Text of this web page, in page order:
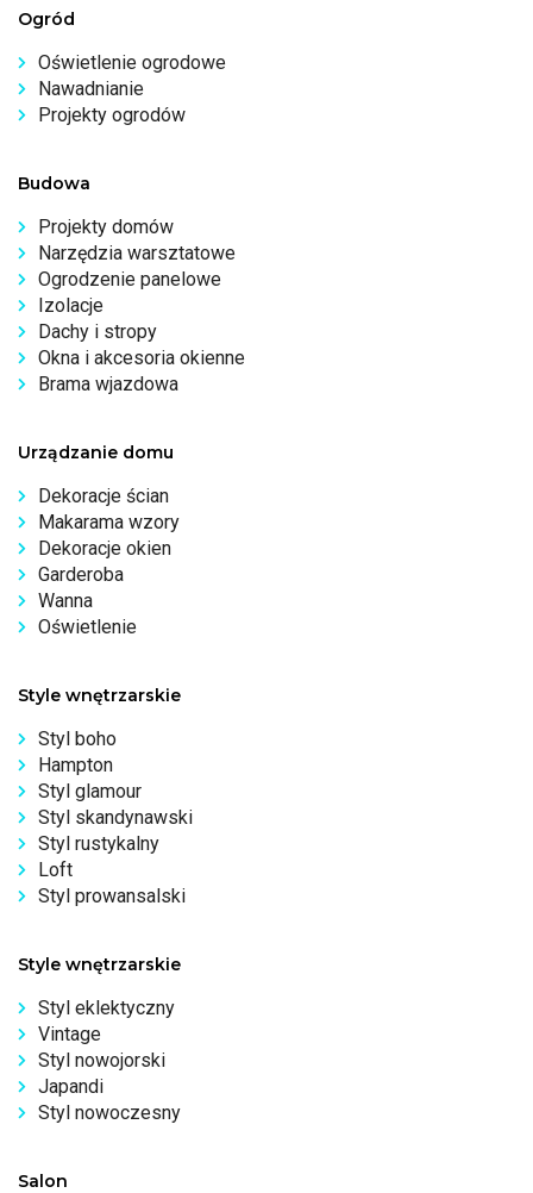
Ogród
Oświetlenie ogrodowe
Nawadnianie
Projekty ogrodów
Budowa
Projekty domów
Narzędzia warsztatowe
Ogrodzenie panelowe
Izolacje
Dachy i stropy
Okna i akcesoria okienne
Brama wjazdowa
Urządzanie domu
Dekoracje ścian
Makarama wzory
Dekoracje okien
Garderoba
Wanna
Oświetlenie
Style wnętrzarskie
Styl boho
Hampton
Styl glamour
Styl skandynawski
Styl rustykalny
Loft
Styl prowansalski
Style wnętrzarskie
Styl eklektyczny
Vintage
Styl nowojorski
Japandi
Styl nowoczesny
Salon